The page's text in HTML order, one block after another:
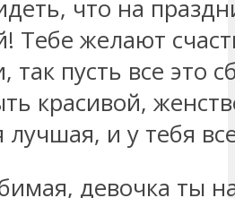
что на
Тебе желают
так пусть все это
красивой,
лучшая, и у тебя
девочка ты